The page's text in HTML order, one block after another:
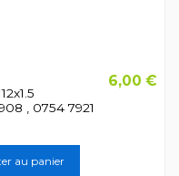
, 0754 7921
6,00 €
au panier